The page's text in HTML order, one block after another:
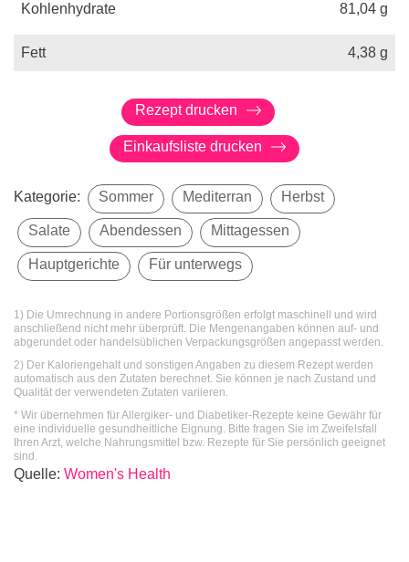
Kohlenhydrate 81,04 g
Fett 4,38 g
Rezept drucken
Einkaufsliste drucken
Kategorie: Sommer Mediterran Herbst
Salate Abendessen Mittagessen
Hauptgerichte Für unterwegs
1) Die Umrechnung in andere Portionsgrößen erfolgt maschinell und wird
anschließend nicht mehr überprüft. Die Mengenangaben können auf- und
abgerundet oder handelsüblichen Verpackungsgrößen angepasst werden.
2) Der Kaloriengehalt und sonstigen Angaben zu diesem Rezept werden
automatisch aus den Zutaten berechnet. Sie können je nach Zustand und
Qualität der verwendeten Zutaten variieren.
* Wir übernehmen für Allergiker- und Diabetiker-Rezepte keine Gewähr für
eine individuelle gesundheitliche Eignung. Bitte fragen Sie im Zweifelsfall
Ihren Arzt, welche Nahrungsmittel bzw. Rezepte für Sie persönlich geeignet
sind.
Quelle: Women's Health